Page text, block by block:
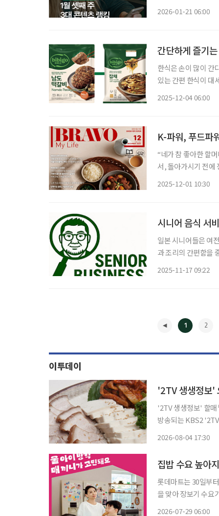
2026-01-21 06:00
간단하게 즐기
한식은 손이 많이 간
있는 간편 한식이 대
2025-12-04 06:00
K-파워, 푸드파
“네가 참 좋아한 할
서, 돌아가시기 전에
2025-12-01 10:30
시니어 음식 서
일본 시니어들은 여
과 조리의 간편함을
2025-11-17 09:22
1 2
이투데이
'2TV 생생정보' 할
방송되는 KBS2
2026-08-04 17:30
집밥 수요 높아
롯데마트는 30일부
을 맞아 장보기 수요
2026-07-29 06:00